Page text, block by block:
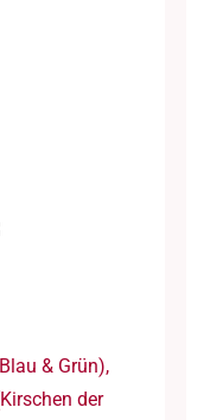
& Grün),
der